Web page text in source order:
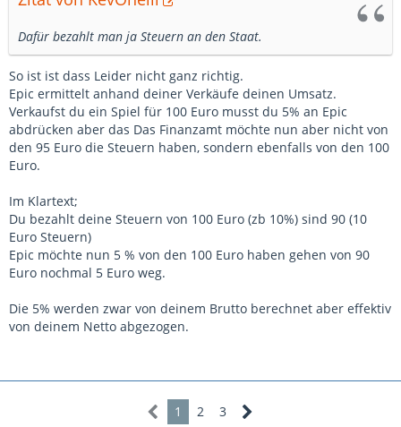
Dafür bezahlt man ja Steuern an den Staat.
So ist ist dass Leider nicht ganz richtig.
Epic ermittelt anhand deiner Verkäufe deinen Umsatz.
Verkaufst du ein Spiel für 100 Euro musst du 5% an Epic
abdrücken aber das Das Finanzamt möchte nun aber nicht von
den 95 Euro die Steuern haben, sondern ebenfalls von den 100
Euro.
Im Klartext;
Du bezahlt deine Steuern von 100 Euro (zb 10%) sind 90 (10
Euro Steuern)
Epic möchte nun 5 % von den 100 Euro haben gehen von 90
Euro nochmal 5 Euro weg.
Die 5% werden zwar von deinem Brutto berechnet aber effektiv
von deinem Netto abgezogen.
1 2 3